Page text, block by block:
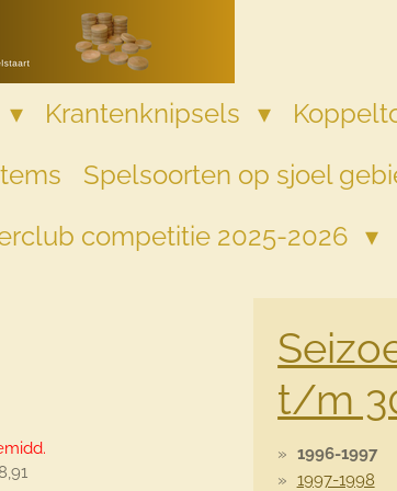
Krantenknipsels
Spelsoorten op sjoel
competitie 2025-2026
t/m
1996-1997
1997-1998